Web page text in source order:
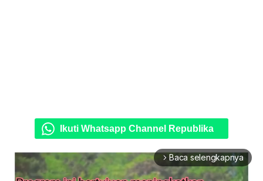
Ikuti Whatsapp Channel Republika
arrow_forward_ios Baca selengkapnya